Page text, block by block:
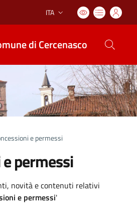
Lingua attiva:
ITA
di Cercenasco
e permessi
permessi
novità e contenuti relativi
e permessi'